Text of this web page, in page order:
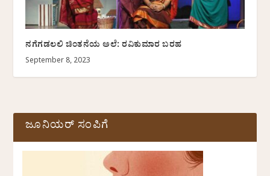
ನಗೆಗಡಲಲಿ ಚಿಂತನೆಯ ಅಲೆ: ರವಿಕುಮಾರ ಬರಹ
September 8, 2023
ಜೂನಿಯರ್ ಸಂಪಿಗೆ